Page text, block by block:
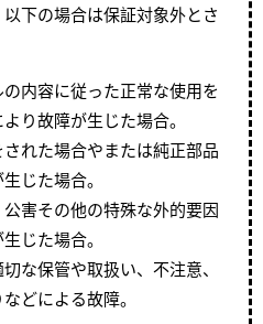
下の場合は保証対象外とさ
内容に従った正常な使用を
り故障が生じた場合。
れた場合やまたは純正部品
じた場合。
害その他の特殊な外的要因
じた場合。
な保管や取扱い、不注意、
どによる故障。